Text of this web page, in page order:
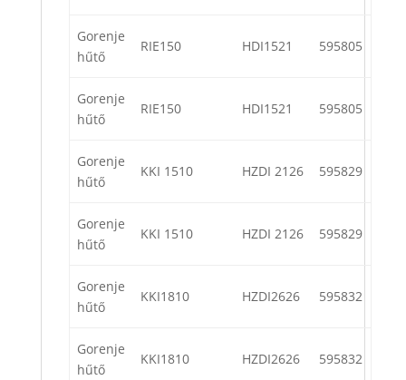
Gorenje
hűtő
RIE150 HDI1521 595805
Gorenje
hűtő
RIE150 HDI1521 595805
Gorenje
hűtő
KKI 1510 HZDI 2126 595829
Gorenje
hűtő
KKI 1510 HZDI 2126 595829
Gorenje
hűtő
KKI1810 HZDI2626 595832
Gorenje
hűtő
KKI1810 HZDI2626 595832